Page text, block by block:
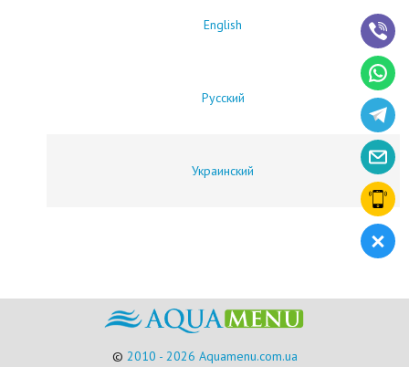
English
Русский
Украинский
© 2010 - 2026 Aquamenu.com.ua